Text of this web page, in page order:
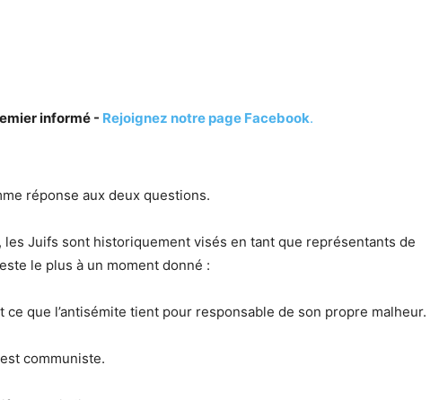
informé - Rejoignez notre page Facebook.
réponse aux deux questions.
les Juifs sont historiquement visés en tant que représentants de
le plus à un moment donné :
que l’antisémite tient pour responsable de son propre malheur.
communiste.